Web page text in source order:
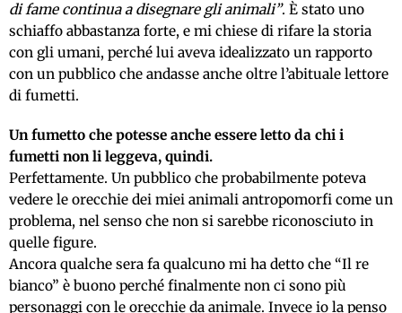
di fame continua a disegnare gli animali”. È stato uno
schiaffo abbastanza forte, e mi chiese di rifare la storia
con gli umani, perché lui aveva idealizzato un rapporto
con un pubblico che andasse anche oltre l’abituale lettore
di fumetti.
Un fumetto che potesse anche essere letto da chi i
fumetti non li leggeva, quindi.
Perfettamente. Un pubblico che probabilmente poteva
vedere le orecchie dei miei animali antropomorfi come un
problema, nel senso che non si sarebbe riconosciuto in
quelle figure.
Ancora qualche sera fa qualcuno mi ha detto che “Il re
bianco” è buono perché finalmente non ci sono più
personaggi con le orecchie da animale. Invece io la penso